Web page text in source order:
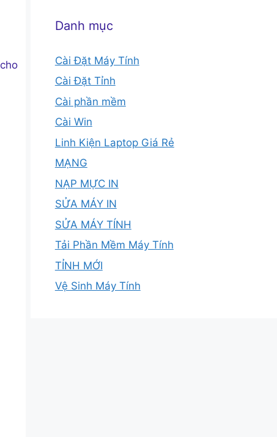
Danh mục
Cài Đặt Máy Tính
Cài Đặt Tỉnh
Cài phần mềm
Cài Win
Linh Kiện Laptop Giá Rẻ
MẠNG
NẠP MỰC IN
SỬA MÁY IN
SỬA MÁY TÍNH
Tải Phần Mềm Máy Tính
TỈNH MỚI
Vệ Sinh Máy Tính